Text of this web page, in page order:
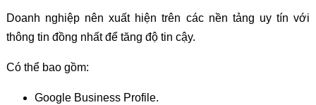
Doanh nghiệp nên xuất hiện trên các nền tảng uy tín với
thông tin đồng nhất để tăng độ tin cậy.
Có thể bao gồm:
Google Business Profile.